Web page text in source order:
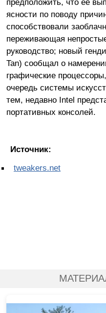
ясности по поводу
способствовали
переживающая
руководство; новый
Tan) сообщал о
графические
очередь системы
тем, недавно Intel
портативных консолей.
Источник:
tweakers.net